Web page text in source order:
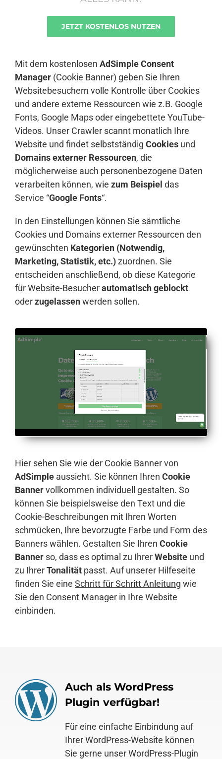
JETZT KOSTENLOS NUTZEN
Mit dem kostenlosen AdSimple Consent
Manager (Cookie Banner) geben Sie Ihren
Websitebesuchern volle Kontrolle über Cookies
und andere externe Ressourcen wie z.B. Google
Fonts, Google Maps oder eingebettete YouTube-
Videos. Unser Crawler scannt monatlich Ihre
Website und findet selbstständig Cookies und
Domains externer Ressourcen, die
möglicherweise auch personenbezogene Daten
verarbeiten können, wie zum Beispiel das
Service “Google Fonts“.
In den Einstellungen können Sie sämtliche
Cookies und Domains externer Ressourcen den
gewünschten Kategorien (Notwendig,
Marketing, Statistik, etc.)zuordnen. Sie
entscheiden anschließend, ob diese Kategorie
für Website-Besucherautomatisch geblockt
oderzugelassenwerden sollen.
Hier sehen Sie wie der Cookie Banner von
AdSimple aussieht. Sie können Ihren Cookie
Bannervollkommen individuell gestalten. So
können Sie beispielsweise den Text und die
Cookie-Beschreibungen mit Ihren Worten
schmücken, Ihre bevorzugte Farbe und Form des
Banners wählen. Gestalten Sie Ihren Cookie
Banner so, dass es optimal zu IhrerWebsite und
zu IhrerTonalität passt. Auf unserer Hilfeseite
finden Sie eine Schritt für Schritt Anleitung wie
Sie den Consent Manager in Ihre Website
einbinden.
Auch als WordPress
Plugin verfügbar!
Für eine einfache Einbindung auf
Ihrer WordPress-Website können
Sie gerne unser WordPress-Plugin